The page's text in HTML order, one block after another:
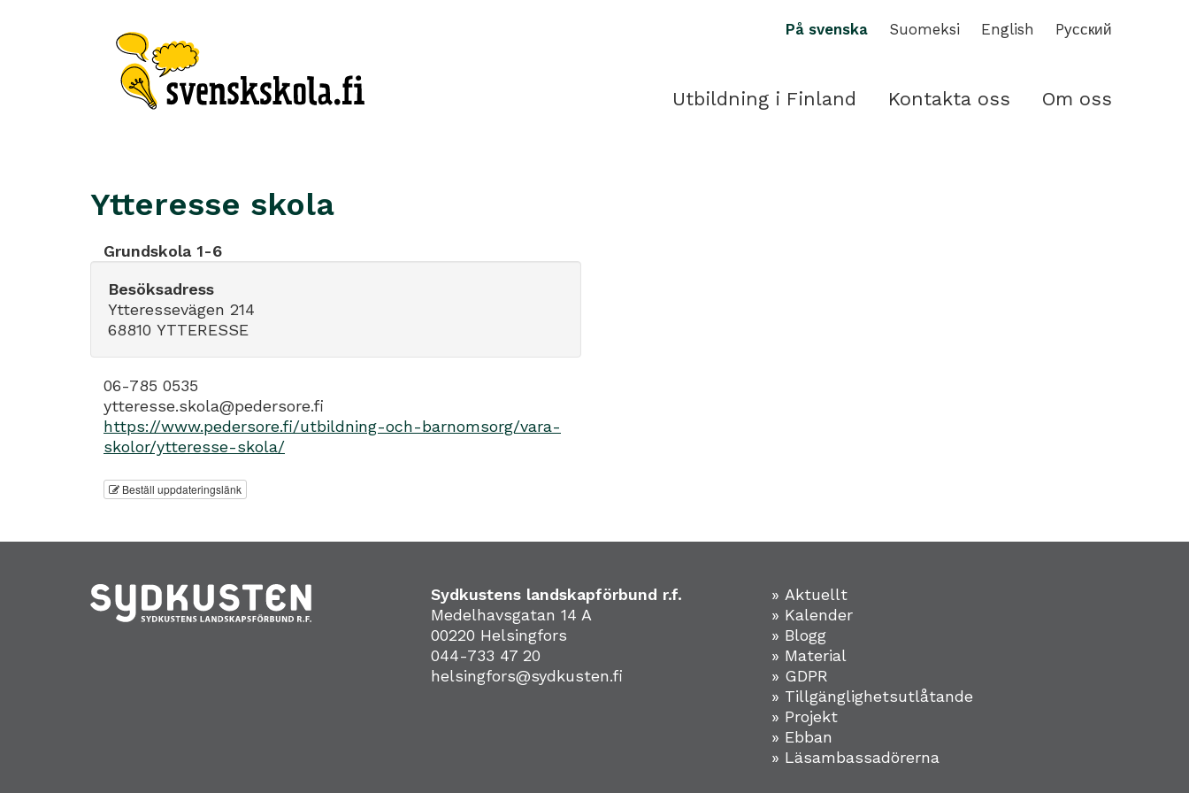
På svenska Suomeksi English Pусский
Utbildning i Finland Kontakta oss Om oss
Ytteresse skola
Grundskola 1-6
Besöksadress
Ytteressevägen 214
68810 YTTERESSE
06-785 0535
ytteresse.skola@pedersore.fi
https://www.pedersore.fi/utbildning-och-barnomsorg/vara-
skolor/ytteresse-skola/
Beställ uppdateringslänk
Sydkustens landskapförbund r.f.
Medelhavsgatan 14 A
00220 Helsingfors
044-733 47 20
helsingfors@sydkusten.fi
» Aktuellt
» Kalender
» Blogg
» Material
» GDPR
» Tillgänglighetsutlåtande
» Projekt
» Ebban
» Läsambassadörerna